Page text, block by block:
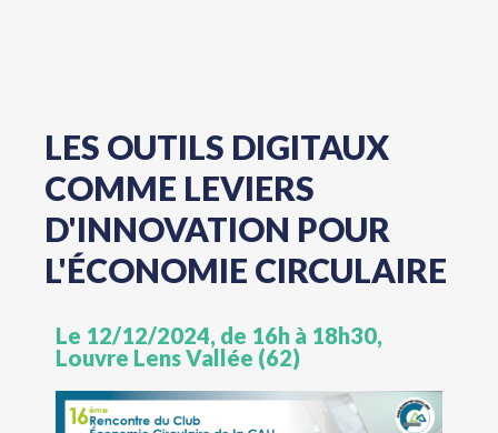
LES OUTILS DIGITAUX
COMME LEVIERS
D'INNOVATION POUR
L'ÉCONOMIE CIRCULAIRE
Le 12/12/2024, de 16h à 18h30,
Louvre Lens Vallée (62)